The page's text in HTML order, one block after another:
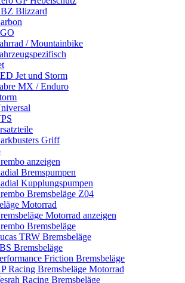
Blizzard
/ Mountainbike
Jet und Storm
MX / Enduro
Griff
anzeigen
Bremspumpen
Kupplungspumpen
Bremsbeläge Z04
Motorrad
Motorrad anzeigen
Bremsbeläge
TRW Bremsbeläge
Bremsbeläge
Friction Bremsbeläge
Racing Bremsbeläge Motorrad
Racing Bremsbeläge